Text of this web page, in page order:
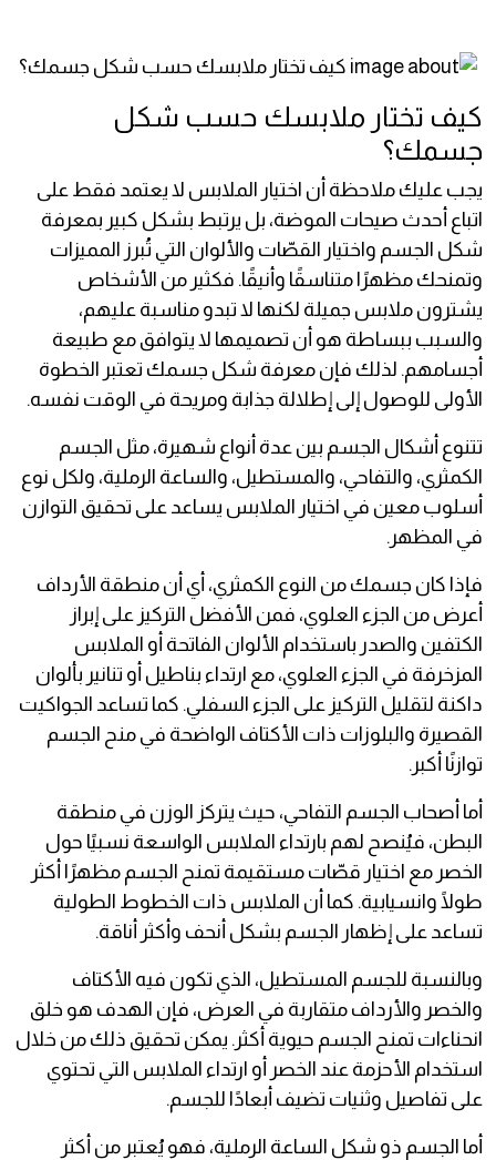
كيف تختار ملابسك حسب شكل
جسمك؟
يجب عليك ملاحظة أن اختيار الملابس لا يعتمد فقط على
اتباع أحدث صيحات الموضة، بل يرتبط بشكل كبير بمعرفة
شكل الجسم واختيار القصّات والألوان التي تُبرز المميزات
وتمنحك مظهرًا متناسقًا وأنيقًا. فكثير من الأشخاص
يشترون ملابس جميلة لكنها لا تبدو مناسبة عليهم،
والسبب ببساطة هو أن تصميمها لا يتوافق مع طبيعة
أجسامهم. لذلك فإن معرفة شكل جسمك تعتبر الخطوة
الأولى للوصول إلى إطلالة جذابة ومريحة في الوقت نفسه.
تتنوع أشكال الجسم بين عدة أنواع شهيرة، مثل الجسم
الكمثري، والتفاحي، والمستطيل، والساعة الرملية، ولكل نوع
أسلوب معين في اختيار الملابس يساعد على تحقيق التوازن
في المظهر.
فإذا كان جسمك من النوع الكمثري، أي أن منطقة الأرداف
أعرض من الجزء العلوي، فمن الأفضل التركيز على إبراز
الكتفين والصدر باستخدام الألوان الفاتحة أو الملابس
المزخرفة في الجزء العلوي، مع ارتداء بناطيل أو تنانير بألوان
داكنة لتقليل التركيز على الجزء السفلي. كما تساعد الجواكيت
القصيرة والبلوزات ذات الأكتاف الواضحة في منح الجسم
توازنًا أكبر.
أما أصحاب الجسم التفاحي، حيث يتركز الوزن في منطقة
البطن، فيُنصح لهم بارتداء الملابس الواسعة نسبيًا حول
الخصر مع اختيار قصّات مستقيمة تمنح الجسم مظهرًا أكثر
طولًا وانسيابية. كما أن الملابس ذات الخطوط الطولية
تساعد على إظهار الجسم بشكل أنحف وأكثر أناقة.
وبالنسبة للجسم المستطيل، الذي تكون فيه الأكتاف
والخصر والأرداف متقاربة في العرض، فإن الهدف هو خلق
انحناءات تمنح الجسم حيوية أكثر. يمكن تحقيق ذلك من خلال
استخدام الأحزمة عند الخصر أو ارتداء الملابس التي تحتوي
على تفاصيل وثنيات تضيف أبعادًا للجسم.
أما الجسم ذو شكل الساعة الرملية، فهو يُعتبر من أكثر